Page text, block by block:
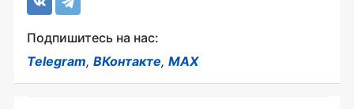
Подпишитесь на нас:
Telegram, ВКонтакте, MAX